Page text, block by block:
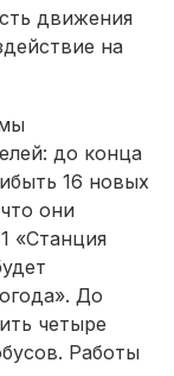
движения
на
до конца
16 новых
они
«Станция
До
четыре
Работы